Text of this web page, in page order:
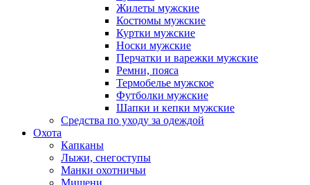
Жилеты мужские
Костюмы мужские
Куртки мужские
Носки мужские
Перчатки и варежки мужские
Ремни, пояса
Термобелье мужское
Футболки мужские
Шапки и кепки мужские
Средства по уходу за одеждой
Охота
Капканы
Лыжи, снегоступы
Манки охотничьи
Мишени